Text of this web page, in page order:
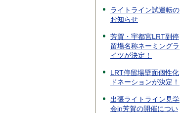
ライトライン試運転の
お知らせ
芳賀・宇都宮LRT副停
留場名称ネーミングラ
イツが決定！
LRT停留場壁面個性化
ドネーションが決定！
出張ライトライン見学
会in芳賀の開催につい